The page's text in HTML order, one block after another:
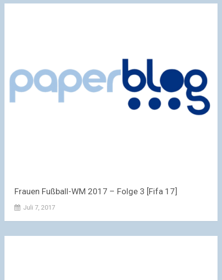
Frauen Fußball-WM 2017 – Folge 3 [Fifa 17]
Juli 7, 2017